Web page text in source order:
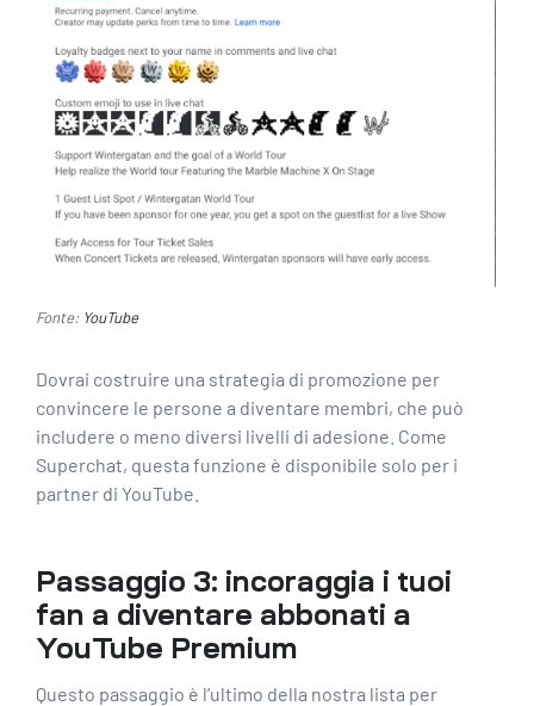
Fonte: YouTube
Dovrai costruire una strategia di promozione per
convincere le persone a diventare membri, che può
includere o meno diversi livelli di adesione. Come
Superchat, questa funzione è disponibile solo per i
partner di YouTube.
Passaggio 3: incoraggia i tuoi
fan a diventare abbonati a
YouTube Premium
Questo passaggio è l’ultimo della nostra lista per